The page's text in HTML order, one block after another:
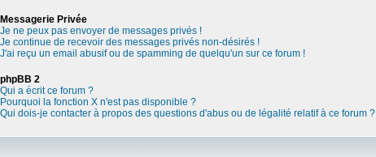
Messagerie Privée
Je ne peux pas envoyer de messages privés !
Je continue de recevoir des messages privés non-désirés !
J'ai reçu un email abusif ou de spamming de quelqu'un sur ce forum !
phpBB 2
Qui a écrit ce forum ?
Pourquoi la fonction X n'est pas disponible ?
Qui dois-je contacter à propos des questions d'abus ou de légalité relatif à ce forum ?